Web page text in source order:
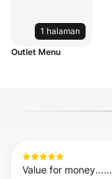
1 halaman
Outlet Menu
Value for